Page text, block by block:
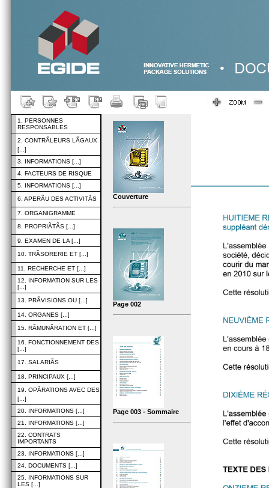
1. PERSONNES
RESPONSABLES
2. CONTRÃLEURS LÃGAUX
[...]
3. INFORMATIONS [...]
4. FACTEURS DE RISQUE
5. INFORMATIONS [...]
6. APERÃU DES ACTIVITÃS
7. ORGANIGRAMME
8. PROPRIÃTÃS [...]
9. EXAMEN DE LA [...]
10. TRÃSORERIE ET [...]
11. RECHERCHE ET [...]
12. INFORMATION SUR LES
[...]
13. PRÃVISIONS OU [...]
14. ORGANES [...]
15. RÃMUNÃRATION ET [...]
16. FONCTIONNEMENT DES
[...]
17. SALARIÃS
18. PRINCIPAUX [...]
19. OPÃRATIONS AVEC DES
[...]
20. INFORMATIONS [...]
21. INFORMATIONS [...]
22. CONTRATS
IMPORTANTS
23. INFORMATIONS [...]
24. DOCUMENTS [...]
25. INFORMATIONS SUR
LES [...]
Couverture
Page 002
Page 003 - Sommaire